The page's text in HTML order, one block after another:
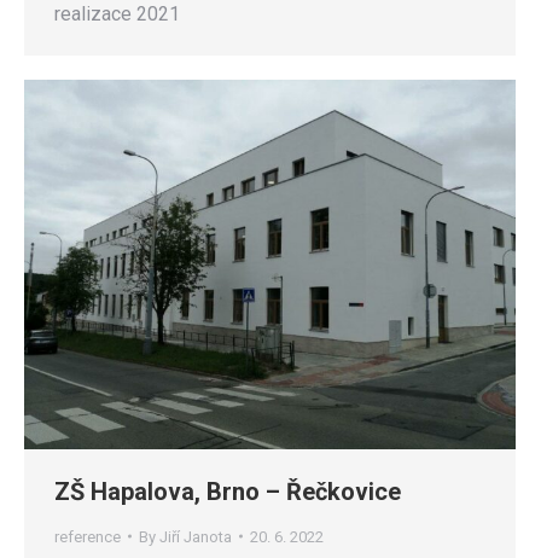
realizace 2021
ZŠ Hapalova, Brno – Řečkovice
reference By Jiří Janota 20. 6. 2022